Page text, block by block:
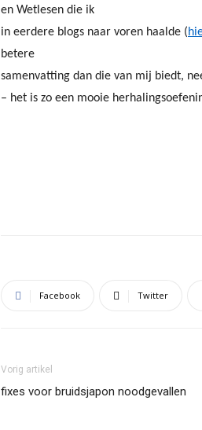
en Wetlesen die ik
in eerdere blogs naar voren haalde (
betere
samenvatting dan die van mij biedt,
– het is zo een mooie
Facebook Twitter
Vorig artikel
fixes voor bruidsjapon noodgevallen